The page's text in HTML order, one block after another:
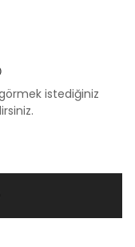
istediğiniz